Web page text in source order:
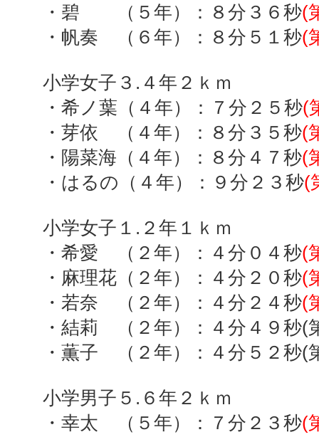
・碧 （５年）：８分３６秒(
・帆奏 （６年）：８分５１秒(
小学女子３ . ４年２ｋｍ
・希ノ葉（４年）：７分２５秒(
・芽依 （４年）：８分３５秒(
・陽菜海（４年）：８分４７秒(
・はるの（４年）：９分２３秒(
小学女子１ . ２年１ｋｍ
・希愛 （２年）：４分０４秒(
・麻理花（２年）：４分２０秒(
・若奈 （２年）：４分２４秒(
・結莉 （２年）：４分４９秒(
・薫子 （２年）：４分５２秒(
小学男子５ . ６年２ｋｍ
・幸太 （５年）：７分２３秒(